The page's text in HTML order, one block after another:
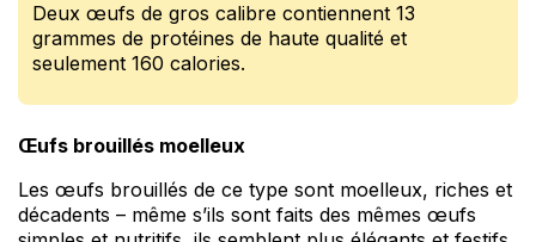
Deux œufs de gros calibre contiennent 13
grammes de protéines de haute qualité et
seulement 160 calories.
Œufs brouillés moelleux
Les œufs brouillés de ce type sont moelleux, riches et
décadents – même s’ils sont faits des mêmes œufs